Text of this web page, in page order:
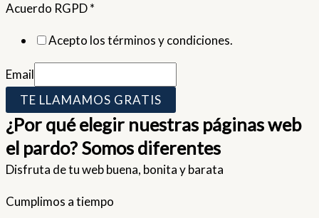
Acuerdo RGPD*
Acepto los términos y condiciones.
Email
TE LLAMAMOS GRATIS
¿Por qué elegir nuestras páginas web
el pardo? Somos diferentes
Disfruta de tu web buena, bonita y barata
Cumplimos a tiempo